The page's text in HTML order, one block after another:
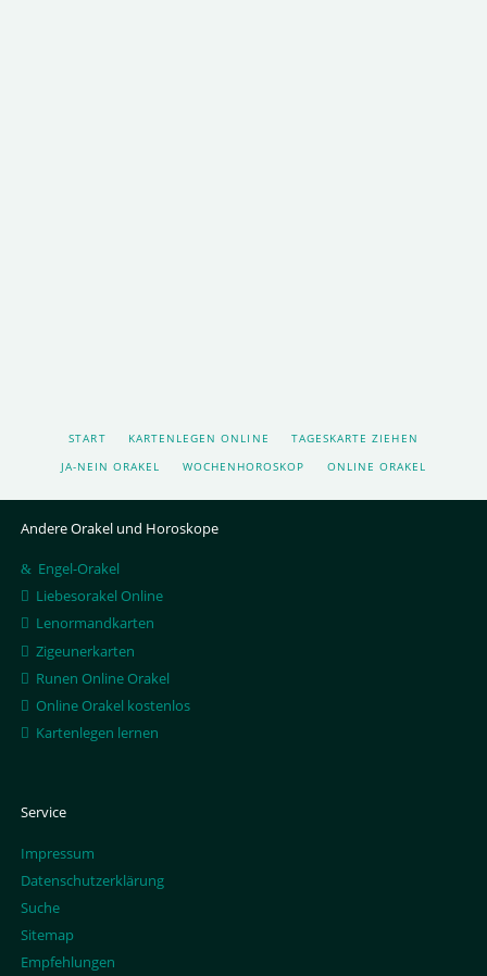
START KARTENLEGEN ONLINE
TAGESKARTE ZIEHEN
JA-NEIN ORAKEL
WOCHENHOROSKOP ONLINE ORAKEL
Andere Orakel und Horoskope
Engel-Orakel
Liebesorakel Online
Lenormandkarten
Zigeunerkarten
Runen Online Orakel
Online Orakel kostenlos
Kartenlegen lernen
Service
Impressum
Datenschutzerklärung
Suche
Sitemap
Empfehlungen